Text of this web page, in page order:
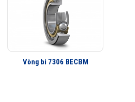
Vòng bi 7306 BECBM